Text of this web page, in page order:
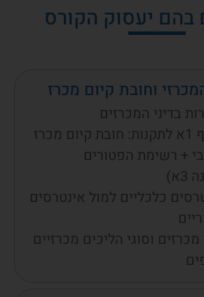
בהם יעסוק הקורס
וחובת קיום מכרז
בדיני המכרזים
סעיף 1א לתקנות: חובת קיום מכרז
+ רשימת הפטורים
כלכליים למול אינטרסים
מכרזים וסוגי הליכים מכרזיים